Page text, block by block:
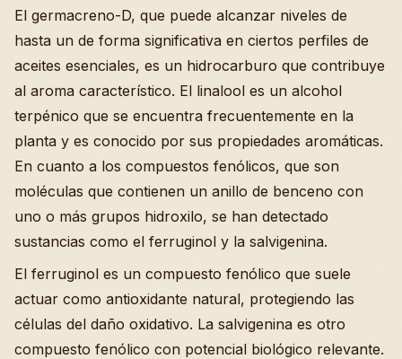
El germacreno-D, que puede alcanzar niveles de
hasta un de forma significativa en ciertos perfiles de
aceites esenciales, es un hidrocarburo que contribuye
al aroma característico. El linalool es un alcohol
terpénico que se encuentra frecuentemente en la
planta y es conocido por sus propiedades aromáticas.
En cuanto a los compuestos fenólicos, que son
moléculas que contienen un anillo de benceno con
uno o más grupos hidroxilo, se han detectado
sustancias como el ferruginol y la salvigenina.
El ferruginol es un compuesto fenólico que suele
actuar como antioxidante natural, protegiendo las
células del daño oxidativo. La salvigenina es otro
compuesto fenólico con potencial biológico relevante.